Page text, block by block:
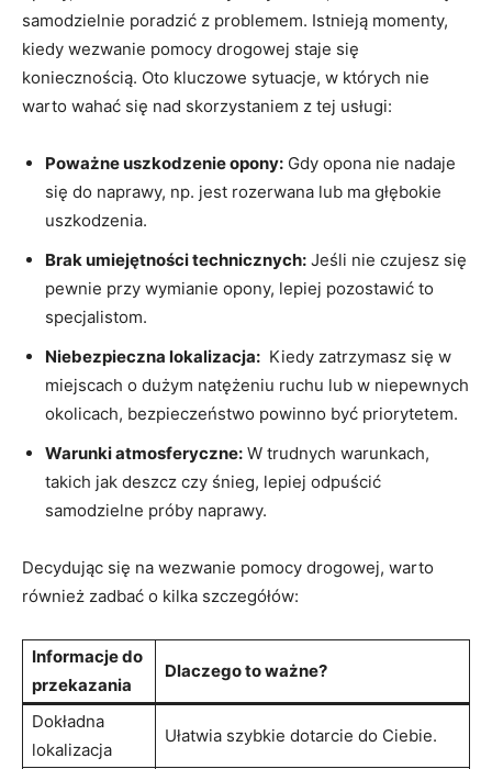
samodzielnie poradzić z problemem. Istnieją momenty,
kiedy ⁤wezwanie pomocy drogowej staje się
koniecznością. ⁤Oto kluczowe sytuacje, w których nie
warto ‍wahać się nad‍ skorzystaniem z tej usługi:
Poważne uszkodzenie opony: Gdy opona nie nadaje⁢
się do naprawy, np.⁣ jest rozerwana lub​ ma‍ głębokie
uszkodzenia.
Brak umiejętności technicznych: Jeśli ⁢nie czujesz się
‌pewnie przy wymianie opony, lepiej pozostawić to
specjalistom.
Niebezpieczna lokalizacja: ‍ Kiedy zatrzymasz się w
miejscach o dużym natężeniu ruchu lub w niepewnych
okolicach, ‌bezpieczeństwo powinno być priorytetem.
Warunki atmosferyczne: W trudnych warunkach,
takich jak deszcz czy ​śnieg, lepiej odpuścić
samodzielne próby naprawy.
Decydując ​się na wezwanie pomocy drogowej, warto
również zadbać ‌o kilka szczegółów:
Informacje do
⁢przekazania
Dlaczego to​ ważne?
Dokładna
lokalizacja
Ułatwia szybkie dotarcie do Ciebie.